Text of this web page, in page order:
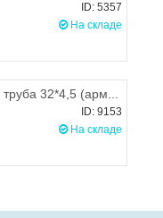
ID: 5357
На складе
Полипропиленовая труба 32*4,5 (армирование стекловолокном), PPRC
ID: 9153
На складе